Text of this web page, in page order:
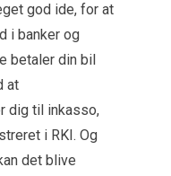
god ide, for at
i banker og
betaler din bil
at
dig til inkasso,
i RKI. Og
det blive